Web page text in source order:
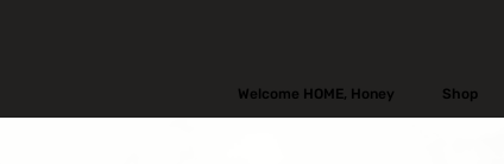
Welcome HOME, Honey Shop